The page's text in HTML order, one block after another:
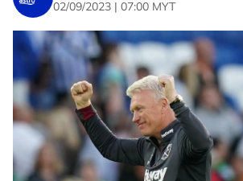
02/09/2023 | 07:00 MYT